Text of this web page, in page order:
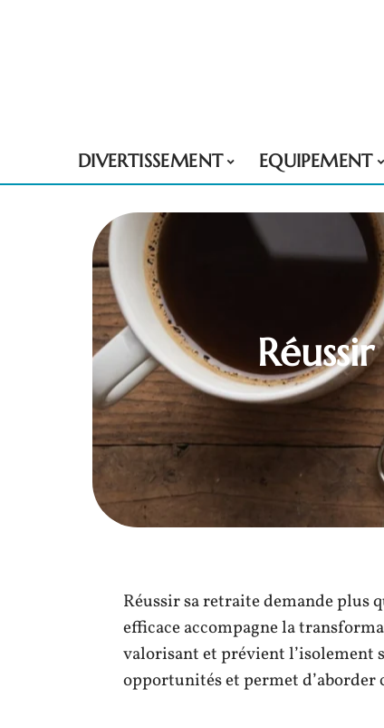
DIVERTISSEMENT EQUIPEMENT
Réussir sa retraite demande plus
efficace accompagne la
valorisant et prévient l’isolement
opportunités et permet d’aborder